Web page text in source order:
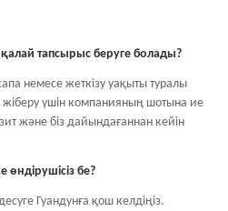
қалай тапсырыс беруге болады?
немесе жеткізу уақыты туралы
үшін компанияның шотына ие
және біз дайындағаннан кейін
өндірушісіз бе?
Гуандунға қош келдіңіз.